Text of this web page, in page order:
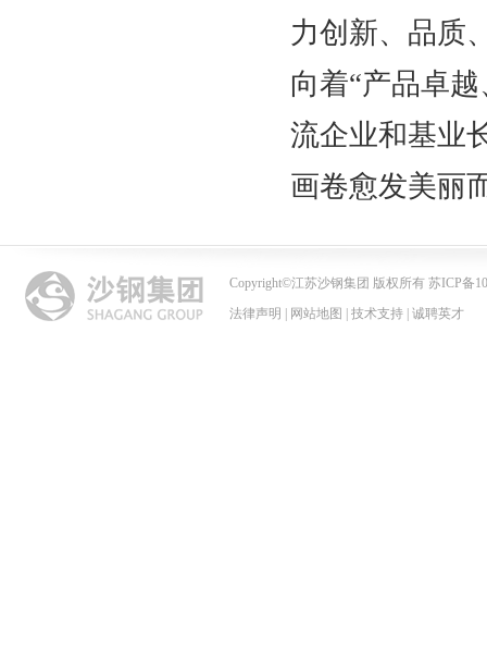
力创新、品质
向着“产品卓
流企业和基业
画卷愈发美丽
Copyright©江苏沙钢集团 版权所有 苏ICP备
法律声明
网站地图 技术支持 诚聘英才